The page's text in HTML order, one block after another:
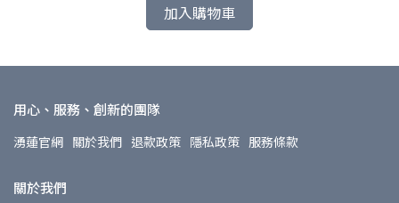
加入購物車
用心、服務、創新的團隊
湧蓮官網 關於我們 退款政策 隱私政策 服務條款
關於我們